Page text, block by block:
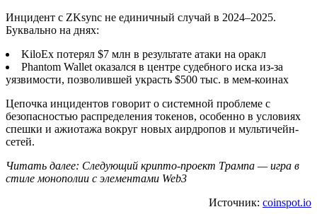
Инцидент с ZKsync не единичный случай в 2024–2025.
Буквально на днях:
KiloEx потерял $7 млн в результате атаки на оракл
Phantom Wallet оказался в центре судебного иска из-за
уязвимости, позволившей украсть $500 тыс. в мем-коинах
Цепочка инцидентов говорит о системной проблеме с
безопасностью распределения токенов, особенно в условиях
спешки и ажиотажа вокруг новых аирдропов и мультичейн-
сетей.
Читать далее: Следующий крипто-проект Трампа — игра в
стиле монополии с элементами Web3
Источник: coinspot.io